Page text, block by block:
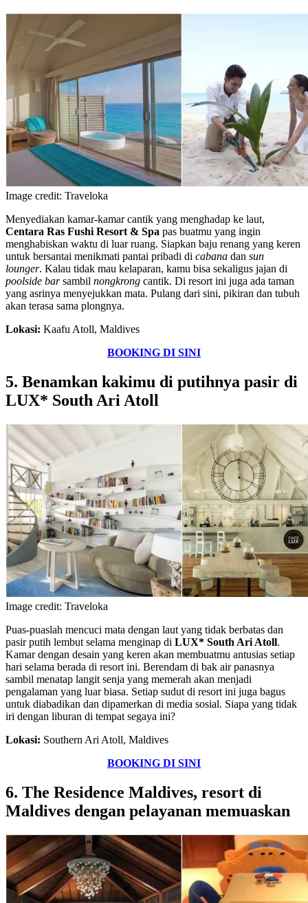
Image credit: Traveloka
Menyediakan kamar-kamar cantik yang menghadap ke laut,
Centara Ras Fushi Resort & Spa pas buatmu yang ingin
menghabiskan waktu di luar ruang. Siapkan baju renang yang keren
untuk bersantai menikmati pantai pribadi di cabana dan sun
lounger. Kalau tidak mau kelaparan, kamu bisa sekaligus jajan di
poolside barsambil nongkrong cantik. Di resort ini juga ada taman
yang asrinya menyejukkan mata. Pulang dari sini, pikiran dan tubuh
akan terasa sama plongnya.
Lokasi: Kaafu Atoll, Maldives
BOOKING DI SINI
5. Benamkan kakimu di putihnya pasir di
LUX* South Ari Atoll
Image credit: Traveloka
Puas-puaslah mencuci mata dengan laut yang tidak berbatas dan
pasir putih lembut selama menginap di LUX* South Ari Atoll.
Kamar dengan desain yang keren akan membuatmu antusias setiap
hari selama berada di resort ini. Berendam di bak air panasnya
sambil menatap langit senja yang memerah akan menjadi
pengalaman yang luar biasa. Setiap sudut di resort ini juga bagus
untuk diabadikan dan dipamerkan di media sosial. Siapa yang tidak
iri dengan liburan di tempat segaya ini?
Lokasi: Southern Ari Atoll, Maldives
BOOKING DI SINI
6. The Residence Maldives, resort di
Maldives dengan pelayanan memuaskan